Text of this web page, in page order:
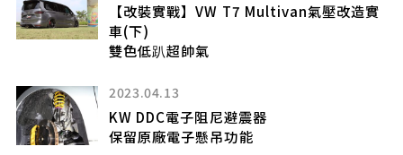
【改裝實戰】VW T7 Multivan氣壓改造實
車(下)
雙色低趴超帥氣
2023.04.13
KW DDC電子阻尼避震器
保留原廠電子懸吊功能